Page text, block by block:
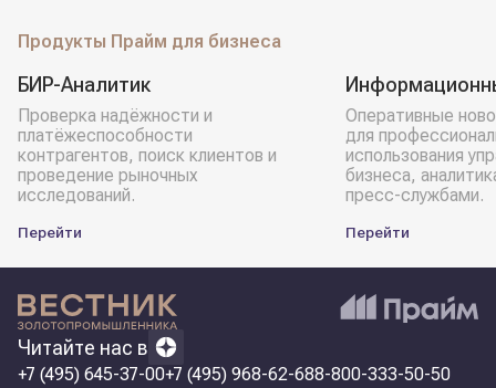
Продукты Прайм для бизнеса
БИР-Аналитик
Проверка надёжности и
платёжеспособности
контрагентов, поиск клиентов и
проведение рыночных
исследований.
Перейти
Оперативные
для
использования
бизнеса,
пресс-службами.
Перейти
Читайте нас в
+7 (495) 645-37-00+7 (495) 968-62-688-800-333-50-50